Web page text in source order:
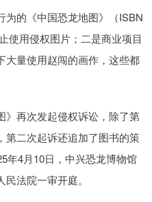
为的《中国恐龙地图》（ISBN
使用侵权图片；二是商业项目
大量使用赵闯的画作，这些都
》再次发起侵权诉讼，除了第
第二次起诉还追加了图书的策
年4月10日，中兴恐龙博物馆
法院一审开庭。